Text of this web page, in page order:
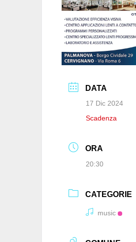
k
DATA
17 Dic 2024
Scadenza
ORA
20:30
CATEGORIE
music